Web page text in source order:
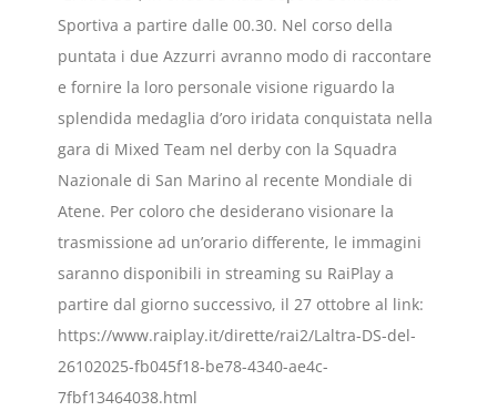
Sportiva a partire dalle 00.30. Nel corso della
puntata i due Azzurri avranno modo di raccontare
e fornire la loro personale visione riguardo la
splendida medaglia d’oro iridata conquistata nella
gara di Mixed Team nel derby con la Squadra
Nazionale di San Marino al recente Mondiale di
Atene. Per coloro che desiderano visionare la
trasmissione ad un’orario differente, le immagini
saranno disponibili in streaming su RaiPlay a
partire dal giorno successivo, il 27 ottobre al link:
https://www.raiplay.it/dirette/rai2/Laltra-DS-del-
26102025-fb045f18-be78-4340-ae4c-
7fbf13464038.html